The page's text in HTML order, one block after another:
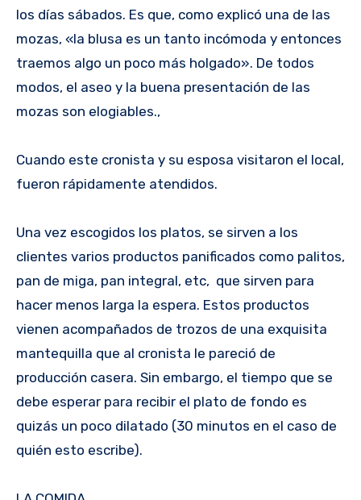
los días sábados. Es que, como explicó una de las
mozas, «la blusa es un tanto incómoda y entonces
traemos algo un poco más holgado». De todos
modos, el aseo y la buena presentación de las
mozas son elogiables.,
Cuando este cronista y su esposa visitaron el local,
fueron rápidamente atendidos.
Una vez escogidos los platos, se sirven a los
clientes varios productos panificados como palitos,
pan de miga, pan integral, etc, que sirven para
hacer menos larga la espera. Estos productos
vienen acompañados de trozos de una exquisita
mantequilla que al cronista le pareció de
producción casera. Sin embargo, el tiempo que se
debe esperar para recibir el plato de fondo es
quizás un poco dilatado (30 minutos en el caso de
quién esto escribe).